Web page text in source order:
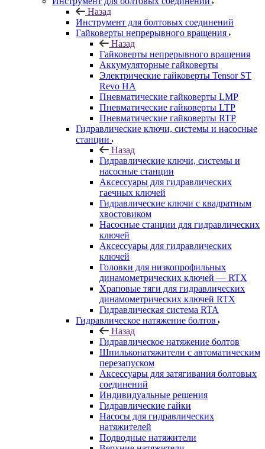
Назад
Инструмент для болтовых соединений
Гайковерты непрерывного вращения
Назад
Гайковерты непрерывного вращения
Аккумуляторные гайковерты
Электрические гайковерты Tensor ST
Revo HA
Пневматические гайковерты LMP
Пневматические гайковерты LTP
Пневматические гайковерты RTP
Гидравлические ключи, системы и насосные
станции
Назад
Гидравлические ключи, системы и
насосные станции
Аксессуары для гидравлических
гаечных ключей
Гидравлические ключи с квадратным
хвостовиком
Насосные станции для гидравлических
ключей
Аксессуары для гидравлических
ключей
Головки для низкопрофильных
динамометрических ключей — RTX
Храповые тяги для гидравлических
динамометрических ключей RTX
Гидравлическая система RTA
Гидравлическое натяжение болтов
Назад
Гидравлическое натяжение болтов
Шпильконатяжители с автоматическим
перезапуском
Аксессуары для затягивания болтовых
соединений
Индивидуальные решения
Гидравлические гайки
Насосы для гидравлических
натяжителей
Подводные натяжители